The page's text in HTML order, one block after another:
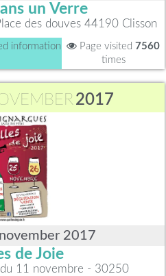
un Verre
des douves 44190 Clisson
information Page visited 7560
times
2017
2017
de Joie
11 novembre - 30250